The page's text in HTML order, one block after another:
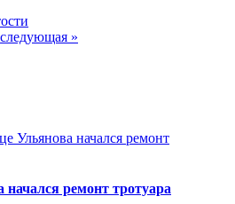
следующая »
ремонт тротуара